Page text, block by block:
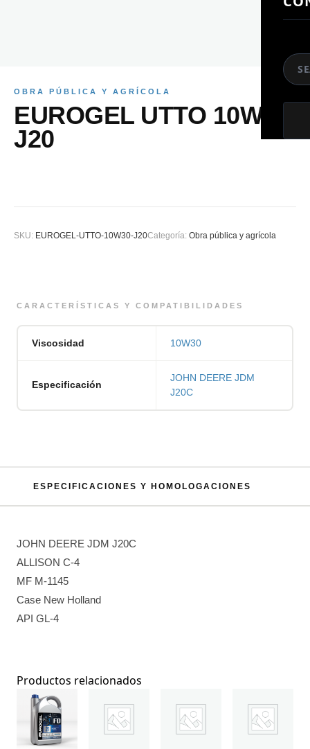
OBRA PÚBLICA Y AGRÍCOLA
EUROGEL UTTO 10W30
J20
SKU: EUROGEL-UTTO-10W30-J20Categoría: Obra pública y agrícola
CARACTERÍSTICAS Y COMPATIBILIDADES
Viscosidad 10W30
Especificación
JOHN DEERE JDM
J20C
ESPECIFICACIONES Y HOMOLOGACIONES
JOHN DEERE JDM J20C
ALLISON C-4
MF M-1145
Case New Holland
API GL-4
Productos relacionados